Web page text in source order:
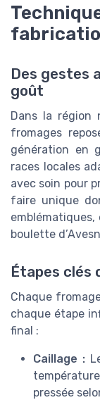
Des gestes
goût
Dans la région
fromages
génération en
races locales
avec soin pour
faire unique
boulette
Étapes clés
Chaque
chaque étape
final :
Caillage :
pressée